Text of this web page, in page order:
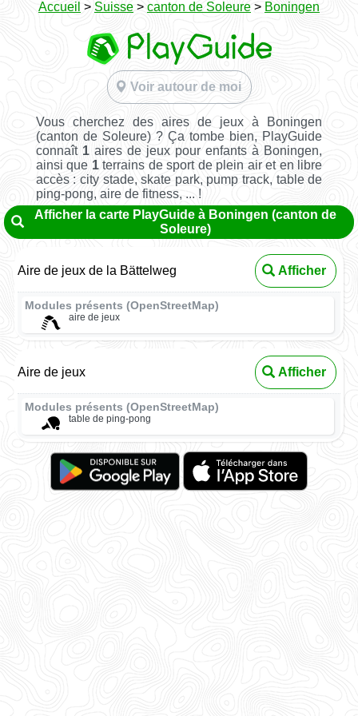
Accueil > Suisse > canton de Soleure > Boningen
Voir autour de moi
Vous cherchez des aires de jeux à Boningen
(canton de Soleure) ? Ça tombe bien, PlayGuide
connaît 1aires de jeux pour enfants à Boningen,
ainsi que 1terrains de sport de plein air et en libre
accès : city stade, skate park, pump track, table de
ping-pong, aire de fitness, ... !
Afficher la carte PlayGuide à Boningen (canton de
Soleure)
Aire de jeux de la Bättelweg Afficher
Modules présents (OpenStreetMap)
aire de jeux
Aire de jeux Afficher
Modules présents (OpenStreetMap)
table de ping-pong